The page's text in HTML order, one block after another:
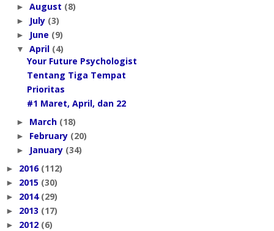
► August (8)
► July (3)
► June (9)
▼ April (4)
Your Future Psychologist
Tentang Tiga Tempat
Prioritas
#1 Maret, April, dan 22
► March (18)
► February (20)
► January (34)
► 2016 (112)
► 2015 (30)
► 2014 (29)
► 2013 (17)
► 2012 (6)